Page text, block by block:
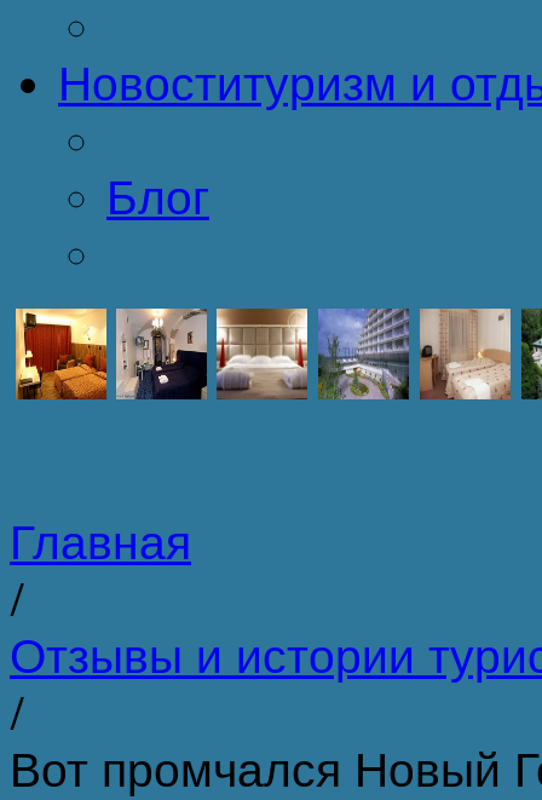
Новоституризм и
Блог
Главная
/
Отзывы и истории
/
Вот промчался Новый